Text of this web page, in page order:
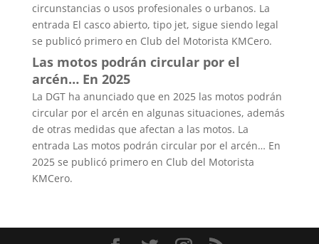
circunstancias o usos profesionales o urbanos. La
entrada El casco abierto, tipo jet, sigue siendo legal
se publicó primero en Club del Motorista KMCero.
Las motos podrán circular por el
arcén… En 2025
La DGT ha anunciado que en 2025 las motos podrán
circular por el arcén en algunas situaciones, además
de otras medidas que afectan a las motos. La
entrada Las motos podrán circular por el arcén… En
2025 se publicó primero en Club del Motorista
KMCero.